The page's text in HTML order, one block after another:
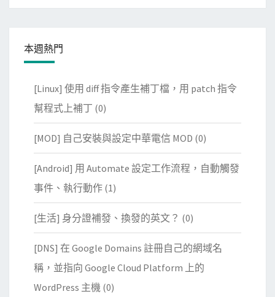
本週熱門
[Linux] 使用 diff 指令產生補丁檔，用 patch 指令
幫程式上補丁 (0)
[MOD] 自己安裝與設定中華電信 MOD (0)
[Android] 用 Automate 設定工作流程，自動觸發
事件、執行動作 (1)
[生活] 身分證補發、換發的英文？ (0)
[DNS] 在 Google Domains 註冊自己的網域名
稱，並指向 Google Cloud Platform 上的
WordPress 主機 (0)